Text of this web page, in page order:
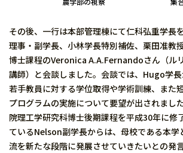
その後、一行は本部管理棟にて仁科弘重学長
理事・副学長、小林学長特別補佐、栗田准教
博士課程のVeronica A.A.Fernandoさん（ル
講師）と会談しました。会談では、Hugo学
若手教員に対する学位取得や学術訓練、また
プログラムの実施について要望が出されまし
院理工学研究科博士後期課程を平成30年に修
ているNelson副学長からは、母校である本学
流を新たな段階に発展させていきたいとの発